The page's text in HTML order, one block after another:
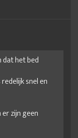
dat het bed
snel en
zijn geen